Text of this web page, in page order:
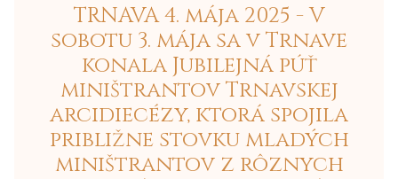
TRNAVA 4. mája 2025 - V
sobotu 3. mája sa v Trnave
konala Jubilejná púť
miništrantov Trnavskej
arcidiecézy, ktorá spojila
približne stovku mladých
miništrantov z rôznych